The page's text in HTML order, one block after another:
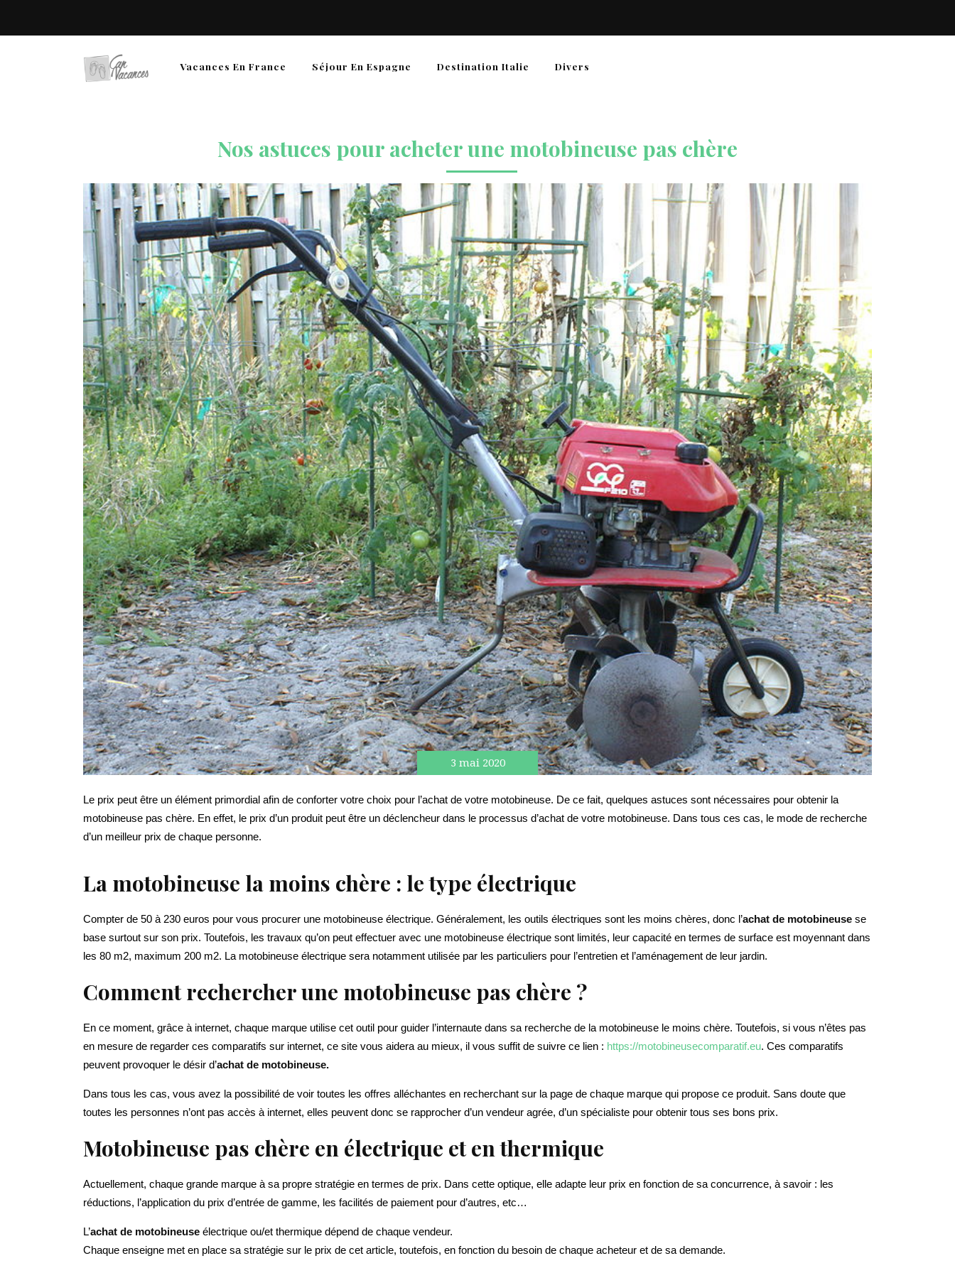
Vacances En France Séjour En Espagne Destination Italie Divers
Nos astuces pour acheter une motobineuse pas chère
3 mai 2020
Le prix peut être un élément primordial afin de conforter votre choix pour l’achat de votre motobineuse. De ce fait, quelques astuces sont nécessaires pour obtenir la
motobineuse pas chère. En effet, le prix d’un produit peut être un déclencheur dans le processus d’achat de votre motobineuse. Dans tous ces cas, le mode de recherche
d’un meilleur prix de chaque personne.
La motobineuse la moins chère : le type électrique
Compter de 50 à 230 euros pour vous procurer une motobineuse électrique. Généralement, les outils électriques sont les moins chères, donc l’achat de motobineuse se
base surtout sur son prix. Toutefois, les travaux qu’on peut effectuer avec une motobineuse électrique sont limités, leur capacité en termes de surface est moyennant dans
les 80 m2, maximum 200 m2. La motobineuse électrique sera notamment utilisée par les particuliers pour l’entretien et l’aménagement de leur jardin.
Comment rechercher une motobineuse pas chère ?
En ce moment, grâce à internet, chaque marque utilise cet outil pour guider l’internaute dans sa recherche de la motobineuse le moins chère. Toutefois, si vous n’êtes pas
en mesure de regarder ces comparatifs sur internet, ce site vous aidera au mieux, il vous suffit de suivre ce lien : https://motobineusecomparatif.eu. Ces comparatifs
peuvent provoquer le désir d’achat de motobineuse.
Dans tous les cas, vous avez la possibilité de voir toutes les offres alléchantes en recherchant sur la page de chaque marque qui propose ce produit. Sans doute que
toutes les personnes n’ont pas accès à internet, elles peuvent donc se rapprocher d’un vendeur agrée, d’un spécialiste pour obtenir tous ses bons prix.
Motobineuse pas chère en électrique et en thermique
Actuellement, chaque grande marque à sa propre stratégie en termes de prix. Dans cette optique, elle adapte leur prix en fonction de sa concurrence, à savoir : les
réductions, l’application du prix d’entrée de gamme, les facilités de paiement pour d’autres, etc…
L’achat de motobineuse électrique ou/et thermique dépend de chaque vendeur.
Chaque enseigne met en place sa stratégie sur le prix de cet article, toutefois, en fonction du besoin de chaque acheteur et de sa demande.